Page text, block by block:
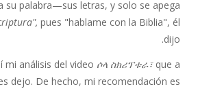
su palabra—sus letras, y solo se apega
pues "hablame con la Biblia", él
dijo.
mi análisis del video ሶላ ስክሪፕቱራ፣que a
dejo. De hecho, mi recomendación es